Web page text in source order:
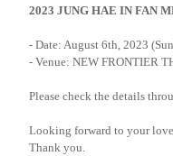
2023 JUNG HAE IN FAN
- Date: August 6th, 2023
- Venue: NEW FRONTIER
Please check the details
Looking forward to your
Thank you.